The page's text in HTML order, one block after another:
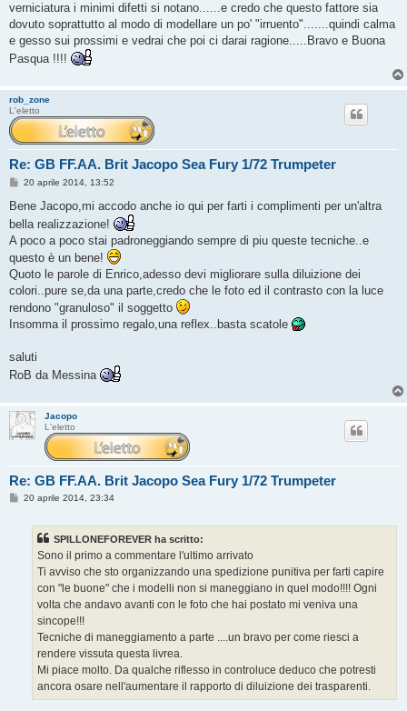
i
o
verniciatura i minimi difetti si notano......e credo che questo fattore sia
dovuto soprattutto al modo di modellare un po' "irruento".......quindi calma
e gesso sui prossimi e vedrai che poi ci darai ragione.....Bravo e Buona
Pasqua !!!!
rob_zone
L'eletto
Re: GB FF.AA. Brit Jacopo Sea Fury 1/72 Trumpeter
M
s
a
g
i
20 aprile 2014, 13:52
Bene Jacopo,mi accodo anche io qui per farti i complimenti per un'altra
bella realizzazione!
A poco a poco stai padroneggiando sempre di piu queste tecniche..e
questo è un bene!
Quoto le parole di Enrico,adesso devi migliorare sulla diluizione dei
colori..pure se,da una parte,credo che le foto ed il contrasto con la luce
rendono "granuloso" il soggetto
Insomma il prossimo regalo,una reflex..basta scatole
saluti
RoB da Messina
Jacopo
L'eletto
Re: GB FF.AA. Brit Jacopo Sea Fury 1/72 Trumpeter
M20 aprile 2014, 23:34
SPILLONEFOREVER ha scritto:
Sono il primo a commentare l'ultimo arrivato
Ti avviso che sto organizzando una spedizione punitiva per farti capire
con "le buone" che i modelli non si maneggiano in quel modo!!!! Ogni
volta che andavo avanti con le foto che hai postato mi veniva una
sincope!!!
Tecniche di maneggiamento a parte ....un bravo per come riesci a
rendere vissuta questa livrea.
Mi piace molto. Da qualche riflesso in controluce deduco che potresti
ancora osare nell'aumentare il rapporto di diluizione dei trasparenti.